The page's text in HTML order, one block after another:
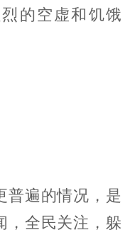
的空虚和饥饿
普遍的情况，是
，全民关注，躲